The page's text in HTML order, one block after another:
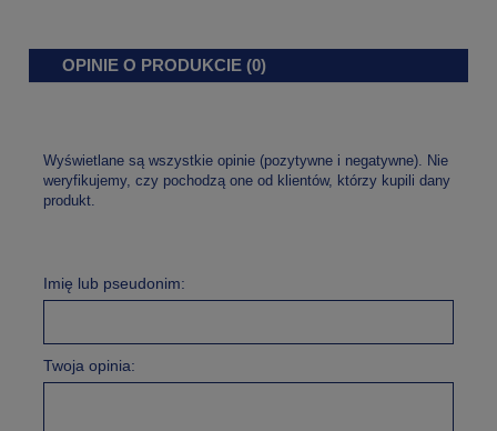
OPINIE O PRODUKCIE (0)
Wyświetlane są wszystkie opinie (pozytywne i negatywne). Nie
weryfikujemy, czy pochodzą one od klientów, którzy kupili dany
produkt.
Imię lub pseudonim:
Twoja opinia: